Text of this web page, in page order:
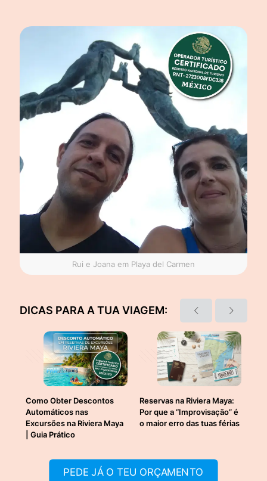
Rui e Joana em Playa del Carmen
DICAS PARA A TUA VIAGEM:
3 de Agosto, 2026
Como Obter Descontos
Automáticos nas
Excursões na Riviera Maya
| Guia Prático
29 de Junho, 2026
Reservas na Riviera Maya:
Por que a “Improvisação” é
o maior erro das tuas férias
PEDE JÁ O TEU ORÇAMENTO